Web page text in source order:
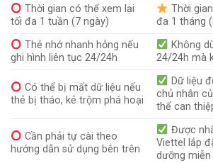
Thời gian có thể xem lại
tối đa 1 tuần (7 ngày)
Thời
đa 1 tháng
Thẻ nhớ nhanh hỏng nếu
ghi hình liên tục 24/24h
Không
24/24h mà
Có thể bị mất dữ liệu nếu
thẻ bị tháo, kẻ trộm phá hoại
Dữ liệu
chủ nhân
thể can
Cần phải tự cài theo
hướng dẫn sử dụng bên trên
Được
Viettel lắp
dưỡng